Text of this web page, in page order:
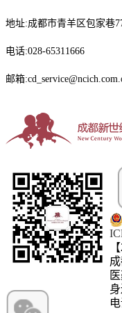
地址:成都市青羊区包家巷
电话:028-65311666
邮箱